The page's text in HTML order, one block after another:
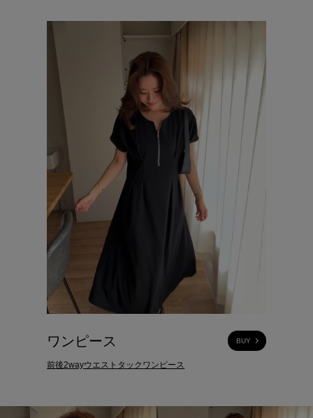
ワンピース BUY
前後2wayウエストタックワンピース